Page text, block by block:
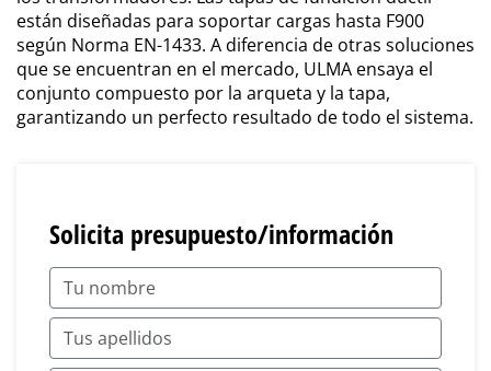
están diseñadas para soportar cargas hasta F900
según Norma EN-1433. A diferencia de otras soluciones
que se encuentran en el mercado, ULMA ensaya el
conjunto compuesto por la arqueta y la tapa,
garantizando un perfecto resultado de todo el sistema.
Solicita presupuesto/información